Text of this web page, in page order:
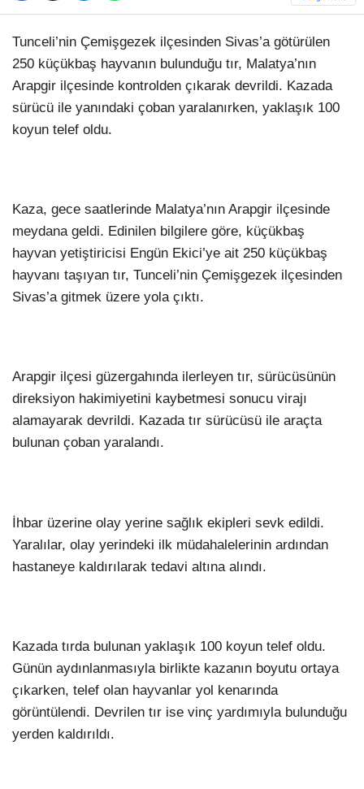
Tunceli’nin Çemişgezek ilçesinden Sivas’a götürülen
250 küçükbaş hayvanın bulunduğu tır, Malatya’nın
Arapgir ilçesinde kontrolden çıkarak devrildi. Kazada
sürücü ile yanındaki çoban yaralanırken, yaklaşık 100
koyun telef oldu.
Kaza, gece saatlerinde Malatya’nın Arapgir ilçesinde
meydana geldi. Edinilen bilgilere göre, küçükbaş
hayvan yetiştiricisi Engün Ekici’ye ait 250 küçükbaş
hayvanı taşıyan tır, Tunceli’nin Çemişgezek ilçesinden
Sivas’a gitmek üzere yola çıktı.
Arapgir ilçesi güzergahında ilerleyen tır, sürücüsünün
direksiyon hakimiyetini kaybetmesi sonucu virajı
alamayarak devrildi. Kazada tır sürücüsü ile araçta
bulunan çoban yaralandı.
İhbar üzerine olay yerine sağlık ekipleri sevk edildi.
Yaralılar, olay yerindeki ilk müdahalelerinin ardından
hastaneye kaldırılarak tedavi altına alındı.
Kazada tırda bulunan yaklaşık 100 koyun telef oldu.
Günün aydınlanmasıyla birlikte kazanın boyutu ortaya
çıkarken, telef olan hayvanlar yol kenarında
görüntülendi. Devrilen tır ise vinç yardımıyla bulunduğu
yerden kaldırıldı.